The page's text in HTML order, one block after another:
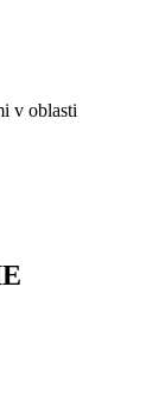
v oblasti